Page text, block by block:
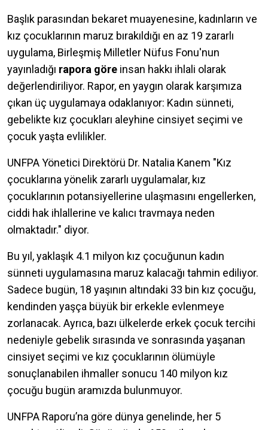
Başlık parasından bekaret muayenesine, kadınların ve
kız çocuklarının maruz bırakıldığı en az 19 zararlı
uygulama, Birleşmiş Milletler Nüfus Fonu'nun
yayınladığı rapora göre insan hakkı ihlali olarak
değerlendiriliyor. Rapor, en yaygın olarak karşımıza
çıkan üç uygulamaya odaklanıyor: Kadın sünneti,
gebelikte kız çocukları aleyhine cinsiyet seçimi ve
çocuk yaşta evlilikler.
UNFPA Yönetici Direktörü Dr. Natalia Kanem "Kız
çocuklarına yönelik zararlı uygulamalar, kız
çocuklarının potansiyellerine ulaşmasını engellerken,
ciddi hak ihlallerine ve kalıcı travmaya neden
olmaktadır." diyor.
Bu yıl, yaklaşık 4.1 milyon kız çocuğunun kadın
sünneti uygulamasına maruz kalacağı tahmin ediliyor.
Sadece bugün, 18 yaşının altındaki 33 bin kız çocuğu,
kendinden yaşça büyük bir erkekle evlenmeye
zorlanacak. Ayrıca, bazı ülkelerde erkek çocuk tercihi
nedeniyle gebelik sırasında ve sonrasında yaşanan
cinsiyet seçimi ve kız çocuklarının ölümüyle
sonuçlanabilen ihmaller sonucu 140 milyon kız
çocuğu bugün aramızda bulunmuyor.
UNFPA Raporu’na göre dünya genelinde, her 5